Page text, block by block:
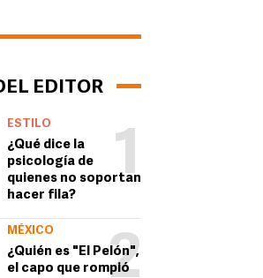
EDITOR
1
ESTILO
¿Qué dice la
psicología de
quienes no soportan
hacer fila?
2
MÉXICO
¿Quién es "El Pelón",
el capo que rompió